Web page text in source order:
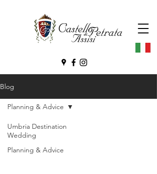
Blog
Umbria Destination
Wedding
Planning & Advice
Planning & Advice